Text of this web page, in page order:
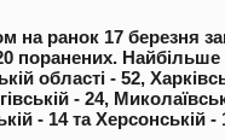
на ранок 17 березня
поранених.
області - 52,
- 24,
- 14 та Херсонській -